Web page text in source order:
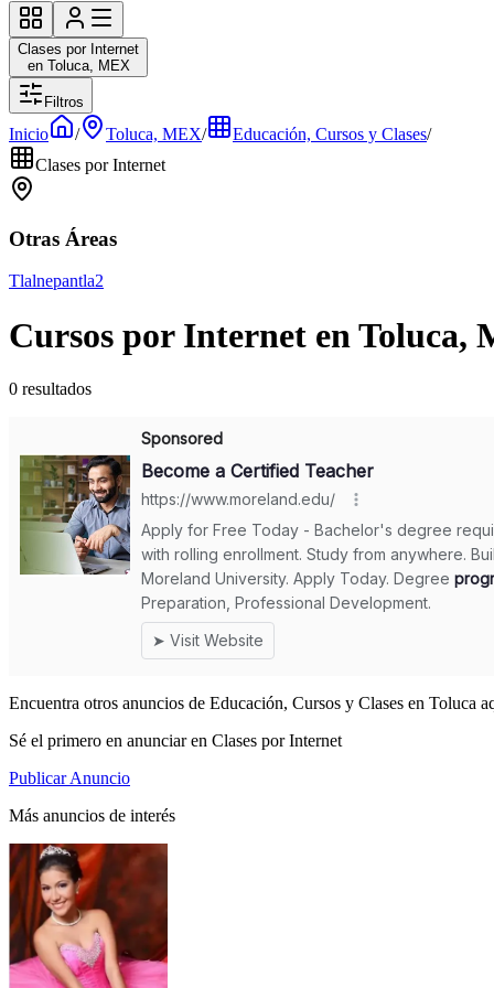
Clases por Internet
en Toluca, MEX
Filtros
Inicio / Toluca, MEX/ Educación, Cursos y Clases/
Clases por Internet
Otras Áreas
Tlalnepantla2
Cursos por Internet en Toluca,
0 resultados
Encuentra otros anuncios de Educación, Cursos y Clases en Toluca
Sé el primero en anunciar en Clases por Internet
Publicar Anuncio
Más anuncios de interés